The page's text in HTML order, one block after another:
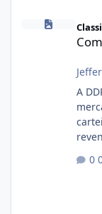
Compra de
A